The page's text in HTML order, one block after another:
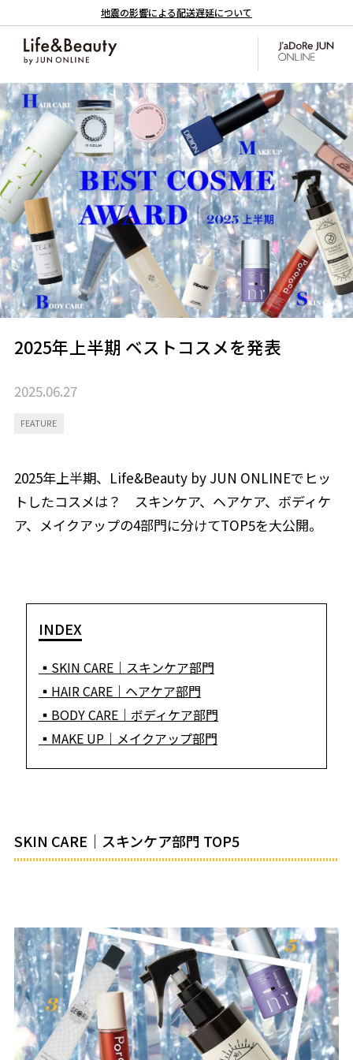
地震の影響による配送遅延について
2025年上半期 ベストコスメを発表
2025.06.27
FEATURE
2025年上半期、Life&Beauty by JUN ONLINEでヒッ
トしたコスメは？ スキンケア、ヘアケア、ボディケ
ア、メイクアップの4部門に分けてTOP5を大公開。
INDEX
▪SKIN CARE｜スキンケア部門
▪HAIR CARE｜ヘアケア部門
▪BODY CARE｜ボディケア部門
▪MAKE UP｜メイクアップ部門
SKIN CARE｜スキンケア部門 TOP5